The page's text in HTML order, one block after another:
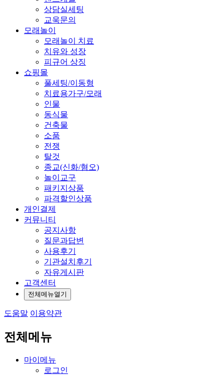
상담실세팅
교욱문의
모래놀이
모래놀이 치료
치유와 성장
피규어 상징
쇼핑몰
풀세팅/이동형
치료용가구/모래
인물
동식물
건축물
소품
전쟁
탈것
종교(신화/혐오)
놀이교구
패키지상품
파격할인상품
개인결제
커뮤니티
공지사항
질문과답변
사용후기
기관설치후기
자유게시판
고객센터
전체메뉴열기
도움말 이용약관
전체메뉴
마이메뉴
로그인